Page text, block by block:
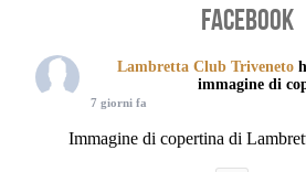
FACEBOOK
Lambretta Club Triveneto
immagine di
7 giorni fa
Immagine di copertina di